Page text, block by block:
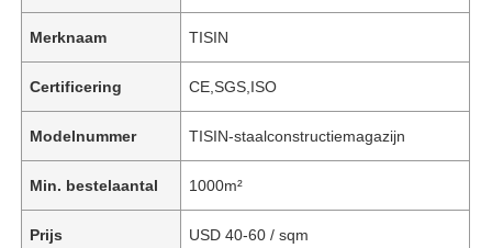
Merknaam TISIN
Certificering CE,SGS,ISO
Modelnummer TISIN-staalconstructiemagazijn
Min. bestelaantal 1000m²
Prijs USD 40-60 / sqm